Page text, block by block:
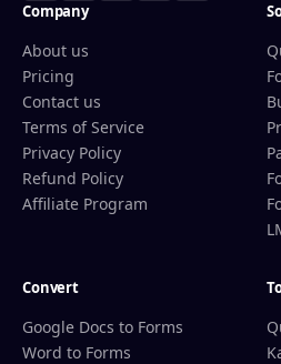
Company
About us
Pricing
Contact us
Terms of Service
Privacy Policy
Refund Policy
Affiliate Program
Convert
Google Docs to Forms
Word to Forms